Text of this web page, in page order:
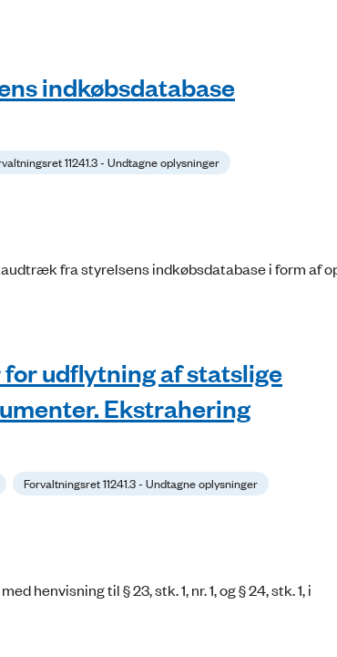
indkøbsdatabase
11241.3 - Undtagne oplysninger
fra styrelsens indkøbsdatabase i form af
udflytning af statslige
Ekstrahering
Forvaltningsret 11241.3 - Undtagne oplysninger
henvisning til § 23, stk. 1, nr. 1, og § 24, stk. 1, i